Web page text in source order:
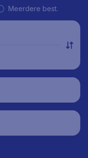
Meerdere best.